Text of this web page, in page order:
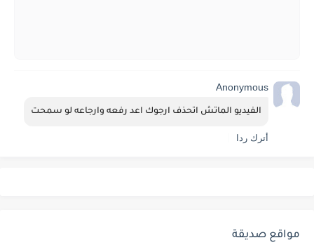
Anonymous
الفيديو الماتش اتحذف ارجوك اعد رفعه وارجاعه لو سمحت
أترك ردا
مواقع صديقة